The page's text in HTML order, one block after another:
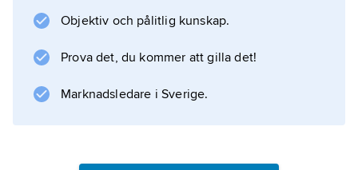
Objektiv och pålitlig kunskap.
Prova det, du kommer att gilla det!
Marknadsledare i Sverige.